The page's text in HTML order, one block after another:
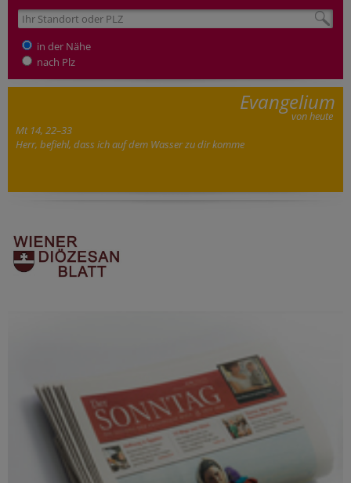
in der Nähe
nach Plz
Evangelium
von heute
Mt 14, 22–33
Herr, befiehl, dass ich auf dem Wasser zu dir komme